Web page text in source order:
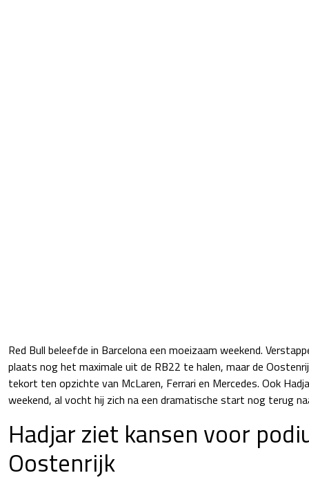
Red Bull beleefde in Barcelona een moeizaam weekend.
plaats nog het maximale uit de RB22 te halen, maar de
tekort ten opzichte van McLaren, Ferrari en Mercedes. Ook
weekend, al vocht hij zich na een dramatische start nog terug
Hadjar ziet kansen voor
Oostenrijk